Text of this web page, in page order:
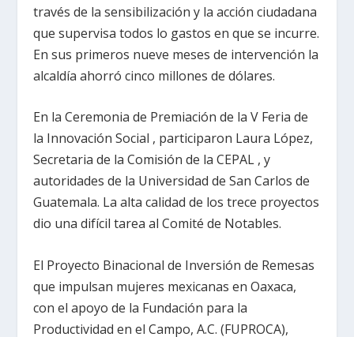
través de la sensibilización y la acción ciudadana
que supervisa todos lo gastos en que se incurre.
En sus primeros nueve meses de intervención la
alcaldía ahorró cinco millones de dólares.
En la Ceremonia de Premiación de la V Feria de
la Innovación Social , participaron Laura López,
Secretaria de la Comisión de la CEPAL , y
autoridades de la Universidad de San Carlos de
Guatemala. La alta calidad de los trece proyectos
dio una difícil tarea al Comité de Notables.
El Proyecto Binacional de Inversión de Remesas
que impulsan mujeres mexicanas en Oaxaca,
con el apoyo de la Fundación para la
Productividad en el Campo, A.C. (FUPROCA),